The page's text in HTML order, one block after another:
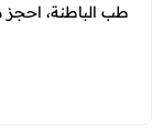
طب الباطنة، احجز